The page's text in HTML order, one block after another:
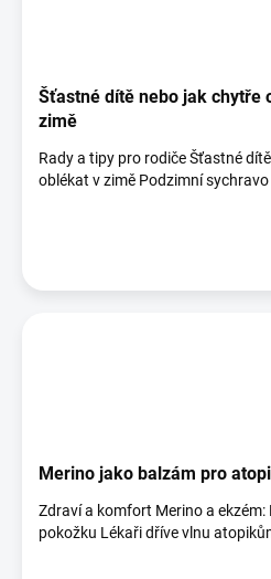
Šťastné dítě nebo jak chytře
zimě
Rady a tipy pro rodiče Šťastné
oblékat v zimě Podzimní
Merino jako balzám pro
Zdraví a komfort Merino a
pokožku Lékaři dříve vlnu